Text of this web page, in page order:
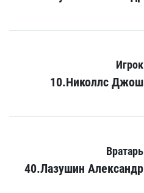
Игрок
10.Николлс Джош
Вратарь
40.Лазушин Александр